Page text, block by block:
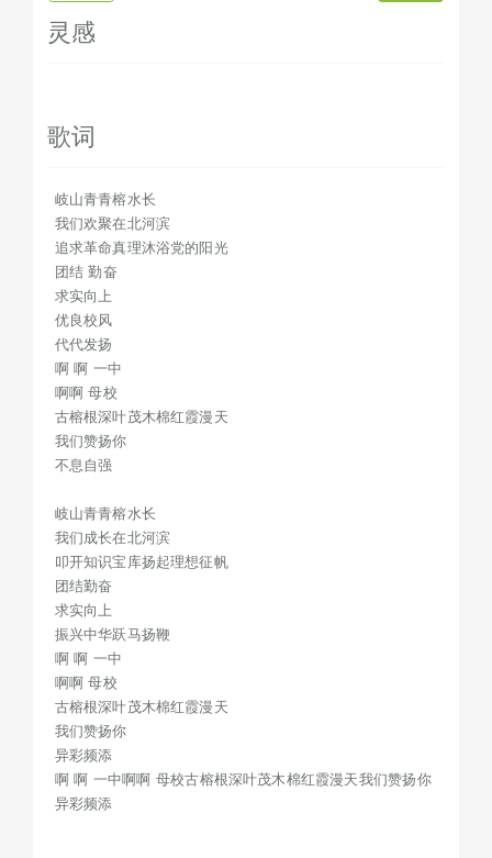
求实向上
异彩频添
异彩频添
灵感
歌词
岐山青青榕水长
我们欢聚在北河滨
追求革命真理沐浴党的阳光
团结 勤奋
求实向上
优良校风
代代发扬
啊 啊 一中
啊啊 母校
古榕根深叶茂木棉红霞漫天
我们赞扬你
不息自强
岐山青青榕水长
我们成长在北河滨
叩开知识宝库扬起理想征帆
团结勤奋
求实向上
振兴中华跃马扬鞭
啊 啊 一中
啊啊 母校
古榕根深叶茂木棉红霞漫天
我们赞扬你
异彩频添
啊 啊 一中啊啊 母校古榕根深叶茂木棉红霞漫天我们赞扬你
异彩频添